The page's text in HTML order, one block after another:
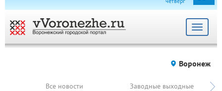
Toggle
Воронеж
Все новости Заводные выходные